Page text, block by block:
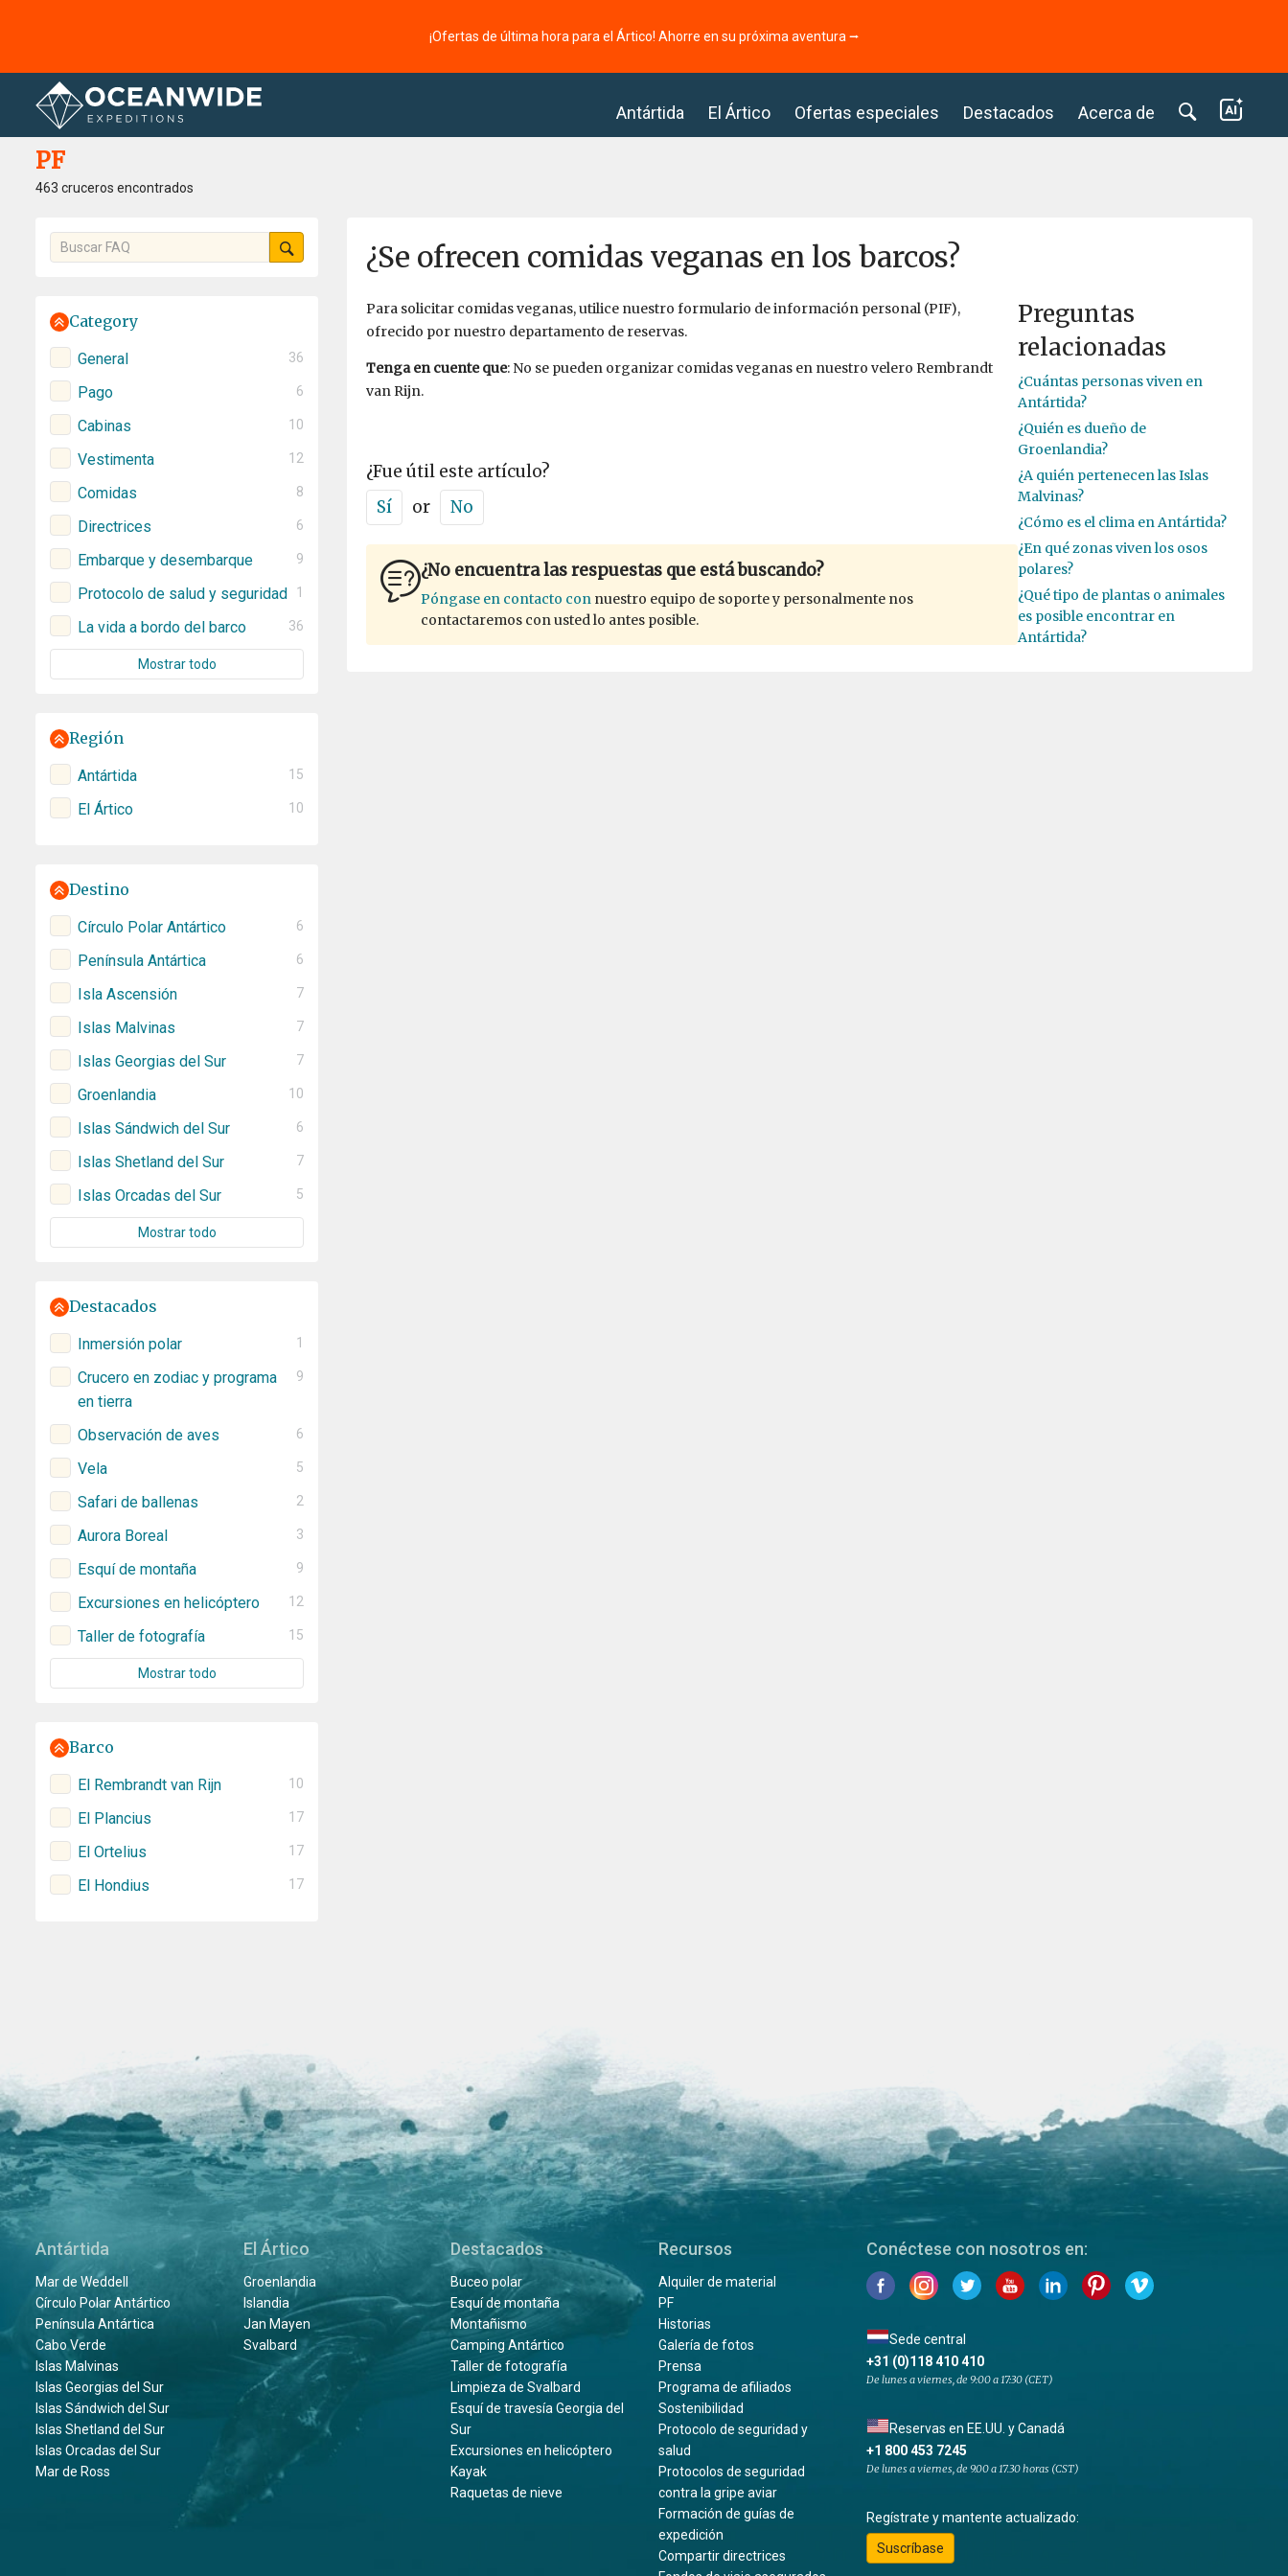
¡Ofertas de última hora para el Ártico! Ahorre en su próxima aventura ⭢
Antártida El Ártico Ofertas especiales Destacados Acerca de
Página principal PF
PF
463 cruceros encontrados
Category
General 36
Pago 6
Cabinas 10
Vestimenta 12
Comidas 8
Directrices 6
Embarque y desembarque 9
Protocolo de salud y seguridad 1
La vida a bordo del barco 36
Mostrar todo
Región
Antártida 15
El Ártico 10
Destino
Círculo Polar Antártico 6
Península Antártica 6
Isla Ascensión 7
Islas Malvinas 7
Islas Georgias del Sur 7
Groenlandia 10
Islas Sándwich del Sur 6
Islas Shetland del Sur 7
Islas Orcadas del Sur 5
Mostrar todo
Destacados
Inmersión polar 1
Crucero en zodiac y programa
en tierra
9
Observación de aves 6
Vela 5
Safari de ballenas 2
Aurora Boreal 3
Esquí de montaña 9
Excursiones en helicóptero 12
Taller de fotografía 15
Mostrar todo
Barco
El Rembrandt van Rijn 10
El Plancius 17
El Ortelius 17
El Hondius 17
¿Se ofrecen comidas veganas en los barcos?
Para solicitar comidas veganas, utilice nuestro formulario de información personal (PIF),
ofrecido por nuestro departamento de reservas.
Tenga en cuente que: No se pueden organizar comidas veganas en nuestro velero Rembrandt
van Rijn.
¿Fue útil este artículo?
Sí
or No
¿No encuentra las respuestas que está buscando?
Póngase en contacto con nuestro equipo de soporte y personalmente nos
contactaremos con usted lo antes posible.
Preguntas
relacionadas
¿Cuántas personas viven en
Antártida?
¿Quién es dueño de
Groenlandia?
¿A quién pertenecen las Islas
Malvinas?
¿Cómo es el clima en Antártida?
¿En qué zonas viven los osos
polares?
¿Qué tipo de plantas o animales
es posible encontrar en
Antártida?
Antártida
Mar de Weddell
Círculo Polar Antártico
Península Antártica
Cabo Verde
Islas Malvinas
Islas Georgias del Sur
Islas Sándwich del Sur
Islas Shetland del Sur
Islas Orcadas del Sur
Mar de Ross
El Ártico
Groenlandia
Islandia
Jan Mayen
Svalbard
Destacados
Buceo polar
Esquí de montaña
Montañismo
Camping Antártico
Taller de fotografía
Limpieza de Svalbard
Esquí de travesía Georgia del
Sur
Excursiones en helicóptero
Kayak
Raquetas de nieve
Recursos
Alquiler de material
PF
Historias
Galería de fotos
Prensa
Programa de afiliados
Sostenibilidad
Protocolo de seguridad y
salud
Protocolos de seguridad
contra la gripe aviar
Formación de guías de
expedición
Compartir directrices
Conéctese con nosotros en:
Sede central
+31 (0)118 410 410
De lunes a viernes, de 9:00 a 17:30 (CET)
Reservas en EE.UU. y Canadá
+1 800 453 7245
De lunes a viernes, de 9.00 a 17.30 horas (CST)
Regístrate y mantente actualizado:
Suscríbase